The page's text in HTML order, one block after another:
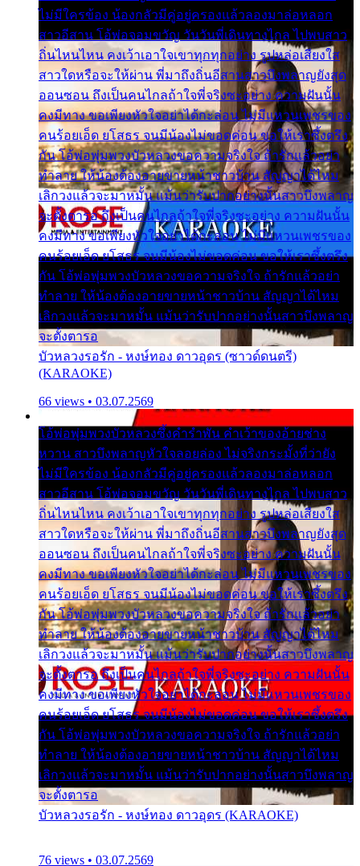
ไม่มีใครข้อง น้องกลัวมีคู่อยู่ครองแล้วลองมาล่อหลอก
สาวอีสาน โอ้พ่อจอมขวัญ วันวันพี่เดินทางไกล ไปพบสาว
ถิ่นไหนไหน คงเว้าเอาใจเขาทุกทุกอย่าง รูปหล่อเสียงใส
สาวใดหรือจะให้ผ่าน พี่มาถึงถิ่นอีสานสาวบึงพลาญยังสุด
ออนซอน ถึงเป็นคนไกลถ้าใจพี่จริงซะอย่าง ความฝันนั้น
คงมีทาง ขอเพียงหัวใจอย่าได้กะล่อน ไม่มีแหวนเพชรของ
คนร้อยเอ็ด ยโสธร จนมีน้องไม่ขอดค่อน ขอให้เราซึ้งตรึง
กัน โอ้พ่อพุ่มพวงบัวหลวงขอความจริงใจ ถ้ารักแล้วอย่า
ทำลาย ให้น้องต้องอายขายหน้าชาวบ้าน สัญญาได้ไหม
เลิกวงแล้วจะมาหมั้น แม้นว่ารับปากอย่างนั้นสาวบึงพลาญ
จะตั้งตารอ ถึงเป็นคนไกลถ้าใจพี่จริงซะอย่าง ความฝันนั้น
คงมีทาง ขอเพียงหัวใจอย่าได้กะล่อน ไม่มีแหวนเพชรของ
คนร้อยเอ็ด ยโสธร จนมีน้องไม่ขอดค่อน ขอให้เราซึ้งตรึง
กัน โอ้พ่อพุ่มพวงบัวหลวงขอความจริงใจ ถ้ารักแล้วอย่า
ทำลาย ให้น้องต้องอายขายหน้าชาวบ้าน สัญญาได้ไหม
เลิกวงแล้วจะมาหมั้น แม้นว่ารับปากอย่างนั้นสาวบึงพลาญ
จะตั้งตารอ
บัวหลวงรอรัก - หงษ์ทอง ดาวอุดร (ซาวด์ดนตรี)
(KARAOKE)
66 views • 03.07.2569
โอ้พ่อพุ่มพวงบัวหลวงซึ้งคำรำพัน คำเว้าของอ้ายช่าง
หวาน สาวบึงพลาญหัวใจลอยล่อง ไม่จริงกระมั้งที่ว่ายัง
ไม่มีใครข้อง น้องกลัวมีคู่อยู่ครองแล้วลองมาล่อหลอก
สาวอีสาน โอ้พ่อจอมขวัญ วันวันพี่เดินทางไกล ไปพบสาว
ถิ่นไหนไหน คงเว้าเอาใจเขาทุกทุกอย่าง รูปหล่อเสียงใส
สาวใดหรือจะให้ผ่าน พี่มาถึงถิ่นอีสานสาวบึงพลาญยังสุด
ออนซอน ถึงเป็นคนไกลถ้าใจพี่จริงซะอย่าง ความฝันนั้น
คงมีทาง ขอเพียงหัวใจอย่าได้กะล่อน ไม่มีแหวนเพชรของ
คนร้อยเอ็ด ยโสธร จนมีน้องไม่ขอดค่อน ขอให้เราซึ้งตรึง
กัน โอ้พ่อพุ่มพวงบัวหลวงขอความจริงใจ ถ้ารักแล้วอย่า
ทำลาย ให้น้องต้องอายขายหน้าชาวบ้าน สัญญาได้ไหม
เลิกวงแล้วจะมาหมั้น แม้นว่ารับปากอย่างนั้นสาวบึงพลาญ
จะตั้งตารอ ถึงเป็นคนไกลถ้าใจพี่จริงซะอย่าง ความฝันนั้น
คงมีทาง ขอเพียงหัวใจอย่าได้กะล่อน ไม่มีแหวนเพชรของ
คนร้อยเอ็ด ยโสธร จนมีน้องไม่ขอดค่อน ขอให้เราซึ้งตรึง
กัน โอ้พ่อพุ่มพวงบัวหลวงขอความจริงใจ ถ้ารักแล้วอย่า
ทำลาย ให้น้องต้องอายขายหน้าชาวบ้าน สัญญาได้ไหม
เลิกวงแล้วจะมาหมั้น แม้นว่ารับปากอย่างนั้นสาวบึงพลาญ
จะตั้งตารอ
บัวหลวงรอรัก - หงษ์ทอง ดาวอุดร (KARAOKE)
76 views • 03.07.2569